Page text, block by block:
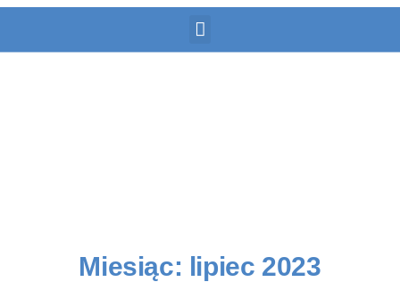
Miesiąc: lipiec 2023